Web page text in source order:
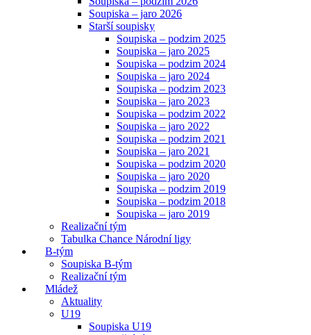
Soupiska – jaro 2026
Starší soupisky
Soupiska – podzim 2025
Soupiska – jaro 2025
Soupiska – podzim 2024
Soupiska – jaro 2024
Soupiska – podzim 2023
Soupiska – jaro 2023
Soupiska – podzim 2022
Soupiska – jaro 2022
Soupiska – podzim 2021
Soupiska – jaro 2021
Soupiska – podzim 2020
Soupiska – jaro 2020
Soupiska – podzim 2019
Soupiska – podzim 2018
Soupiska – jaro 2019
Realizační tým
Tabulka Chance Národní ligy
B-tým
Soupiska B-tým
Realizační tým
Mládež
Aktuality
U19
Soupiska U19